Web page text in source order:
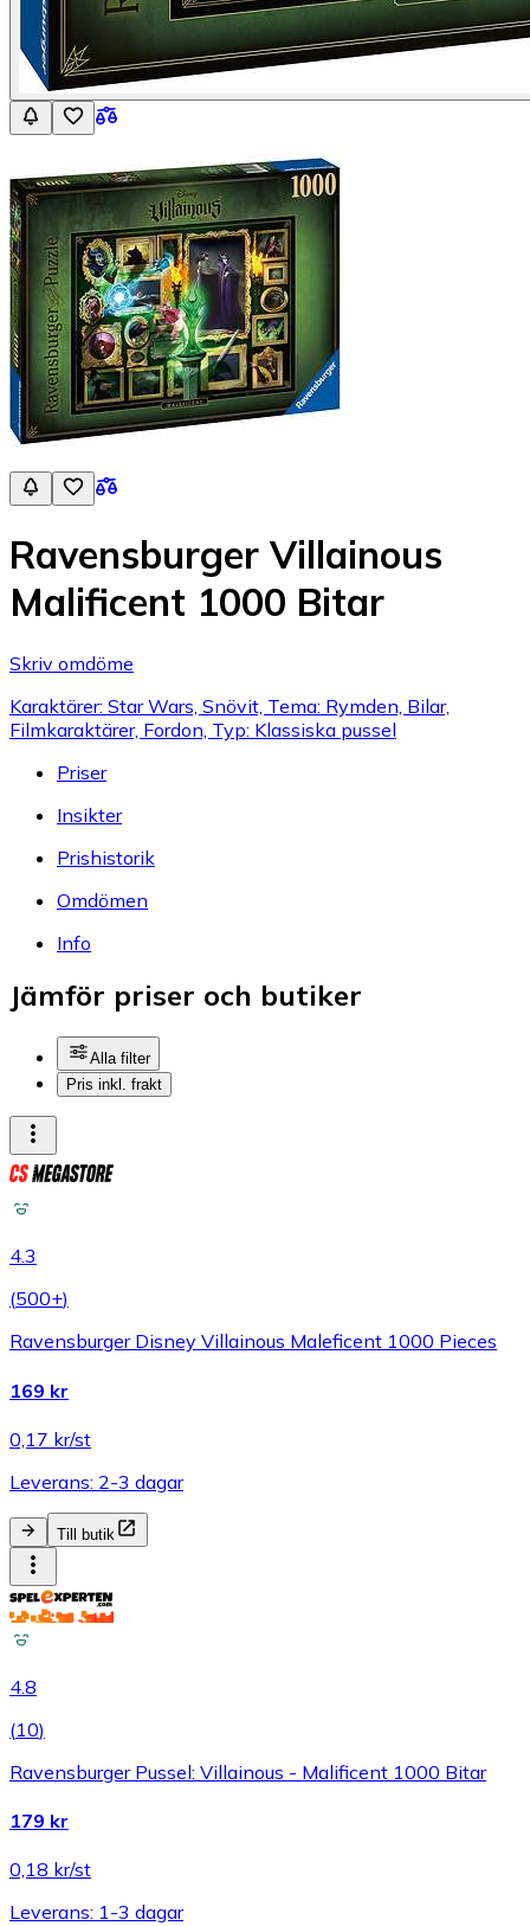
Ravensburger Villainous
Malificent 1000 Bitar
Skriv omdöme
Karaktärer: Star Wars, Snövit, Tema: Rymden, Bilar,
Filmkaraktärer, Fordon, Typ: Klassiska pussel
Priser
Insikter
Prishistorik
Omdömen
Info
Jämför priser och butiker
Alla filter
Pris inkl. frakt
4.3
(500+)
Ravensburger Disney Villainous Maleficent 1000 Pieces
169 kr
0,17 kr/st
Leverans: 2-3 dagar
Till butik
4.8
(10)
Ravensburger Pussel: Villainous - Malificent 1000 Bitar
179 kr
0,18 kr/st
Leverans: 1-3 dagar